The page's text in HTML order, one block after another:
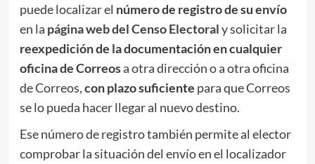
puede localizar el número de registro de su envío
en la página web del Censo Electoraly solicitar la
reexpediciónde la documentación en cualquier
oficina de Correosa otra dirección o a otra oficina
de Correos,con plazo suficiente para que Correos
se lo pueda hacer llegar al nuevo destino.
Ese número de registro también permite al elector
comprobar la situación del envío en el localizador